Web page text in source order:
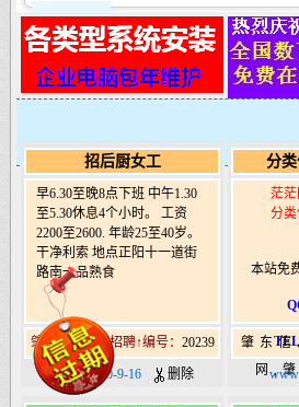
其它店铺
招后厨女工
早6.30至晚8点下班 中午1.30
至5.30休息4个小时。 工资
2200至2600. 年龄25至40岁。
干净利索 地点正阳十一道街
路南一品熟食
肇东北12道街招聘↑编号： 20239
日期：2020-9-16 删除
分
茫
分
本站免
肇东
网,